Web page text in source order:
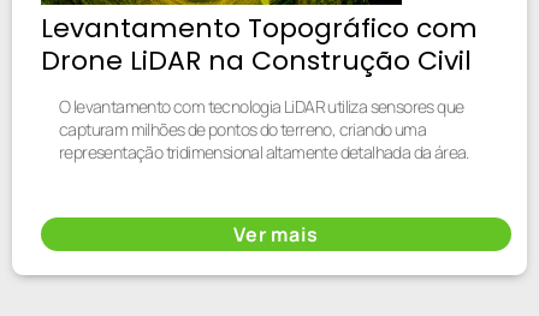
Levantamento Topográfico com
Drone LiDAR na Construção Civil
O levantamento com tecnologia LiDAR utiliza sensores que
capturam milhões de pontos do terreno, criando uma
representação tridimensional altamente detalhada da área.
Ver mais